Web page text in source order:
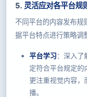
5. 灵活应对各平台规
不同平台的内容发布规
据平台特点进行策略调
平台学习：深入了
定符合平台规定
更注重视觉内容
播。